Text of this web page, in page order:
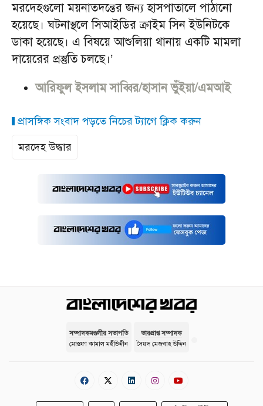
মরদেহগুলো ময়নাতদন্তের জন্য হাসপাতালে পাঠানো
হয়েছে। ঘটনাস্থলে সিআইডির ক্রাইম সিন ইউনিটকে
ডাকা হয়েছে। এ বিষয়ে আশুলিয়া থানায় একটি মামলা
দায়েরের প্রস্তুতি চলছে।’
আরিফুল ইসলাম সাব্বির/হাসান ভুঁইয়া/এমআই
প্রাসঙ্গিক সংবাদ পড়তে নিচের ট্যাগে ক্লিক করুন
মরদেহ উদ্ধার
সম্পাদকমণ্ডলীর সভাপতি
মোস্তফা কামাল মহীউদ্দীন
ভারপ্রাপ্ত সম্পাদক
সৈয়দ মেজবাহ উদ্দিন